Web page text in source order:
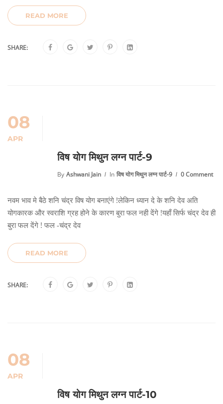
READ MORE
SHARE:
08
APR
विष योग मिथुन लग्न पार्ट-9
By Ashwani Jain In विष योग मिथुन लग्न पार्ट-9 0 Comment
नवम भाव मे बैठे शनि चंद्र विष योग बनाएंगे !लेकिन ध्यान दे के शनि देव अति
योगकारक और स्वराशि ग्रह होने के कारण बुरा फल नही देंगे !यहाँ सिर्फ चंद्र देव ही
बुरा फल देंगे ! फल -चंद्र देव
READ MORE
SHARE:
08
APR
विष योग मिथुन लग्न पार्ट-10